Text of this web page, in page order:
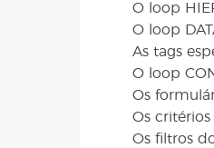
O loop
O loop
As tags
O loop
Os
Os
Os filtros